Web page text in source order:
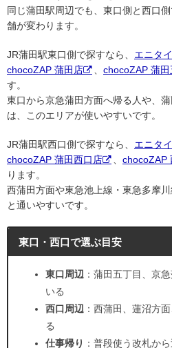
同じ蒲田駅周辺でも、東口側と西口
舗が変わります。
JR蒲田駅東口側で探すなら、 エニタ
chocoZAP 蒲田店
chocoZAP 蒲
す。
東口から京急蒲田方面へ帰る人や、
は、このエリアが使いやすいです。
JR蒲田駅西口側で探すなら、 エニタ
chocoZAP 蒲田西口店
chocoZAP
ります。
西蒲田方面や東急池上線・東急多摩
と通いやすいです。
東口・西口で選ぶ目安
東口周辺 ：蒲田五丁目、京
いる
西口周辺 ：西蒲田、蓮沼方
る
仕事帰り ：普段使う改札か